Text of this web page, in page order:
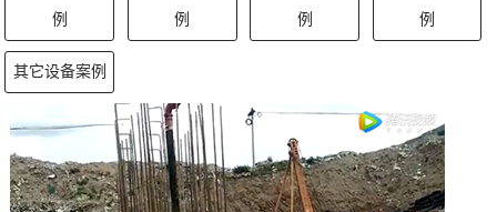
例 例 例 例
其它设备案例